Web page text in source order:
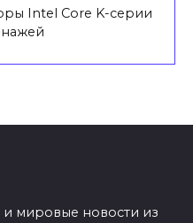
Intel Core K-серии
и мировые новости из